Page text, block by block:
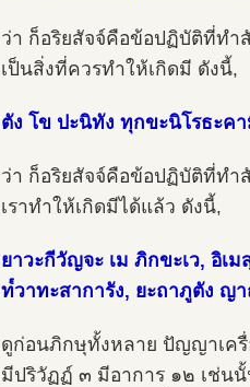
ว่า ก็อริยสัจจ์คือข้อปฏิบัติที่ท
เป็นสิ่งที่ควรทำให้เกิดมี ดังนี้,
ตัง โข ปะนิทัง ทุกขะนิโรธะค
ว่า ก็อริยสัจจ์คือข้อปฏิบัติที่ท
เราทำให้เกิดมีได้แล้ว ดังนี้,
ยาวะกีวัญจะ เม ภิกขะเว, อิเ
ท๎วาทะสาการัง, ยะถาภูตัง ญ
ดูก่อนภิกษุทั้งหลาย ปัญญาเครื่
มีปริวัฏฏ์ ๓ มีอาการ ๑๒ เช่น